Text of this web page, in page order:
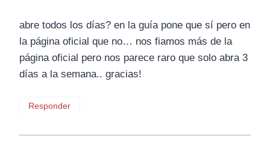
abre todos los días? en la guía pone que sí pero en
la página oficial que no… nos fiamos más de la
página oficial pero nos parece raro que solo abra 3
días a la semana.. gracias!
Responder